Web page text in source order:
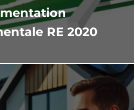
RE 2020